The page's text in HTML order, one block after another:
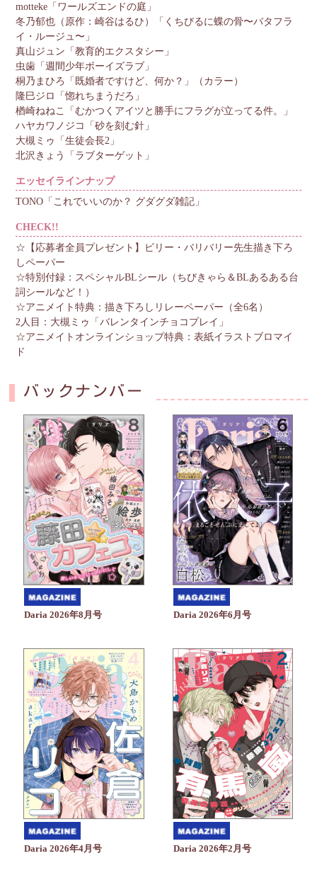
motteke「ワールズエンドの庭」
冬乃郁也（原作：崎谷はるひ）「くちびるに蝶の骨〜バタフラ
イ・ルージュ〜」
真山ジュン「教育的エクスタシー」
虫歯「週間少年ボーイズラブ」
桐乃まひろ「既婚者ですけど、何か？」（カラー）
隆巳ジロ「惚れちまうだろ」
楢崎ねねこ「むかつくアイツと勝手にフラグが立ってる件。」
ハヤカワノジコ「砂を刻む針」
大槻ミゥ「生徒会長2」
北沢きょう「ラブターゲット」
エッセイラインナップ
TONO「これでいいのか？ グダグダ雑記」
CHECK!!
☆【応募者全員プレゼント】ビリー・バリバリー先生描き下ろ
しペーパー
☆特別付録：スペシャルBLシール（ちびきゃら＆BLあるある台
詞シールなど！）
☆アニメイト特典：描き下ろしリレーペーパー（全6名）
2人目：大槻ミゥ「バレンタインチョコプレイ」
☆アニメイトオンラインショップ特典：表紙イラストブロマイ
ド
バックナンバー
Daria 2026年8月号 Daria 2026年6月号
Daria 2026年4月号 Daria 2026年2月号